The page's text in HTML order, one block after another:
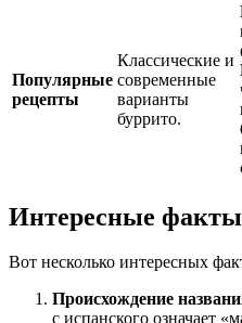
Популярные
рецепты
Классические и
современные
варианты
буррито.
Интересные факты
Вот несколько интересных
Происхождение
с испанского означает